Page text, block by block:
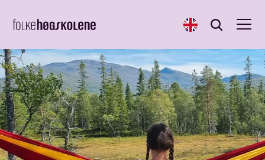
English Søk
Søk